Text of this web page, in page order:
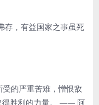
存，有益国家之事虽死
的严重苦难，憎恨敌
得胜利的力量。 —— 阿